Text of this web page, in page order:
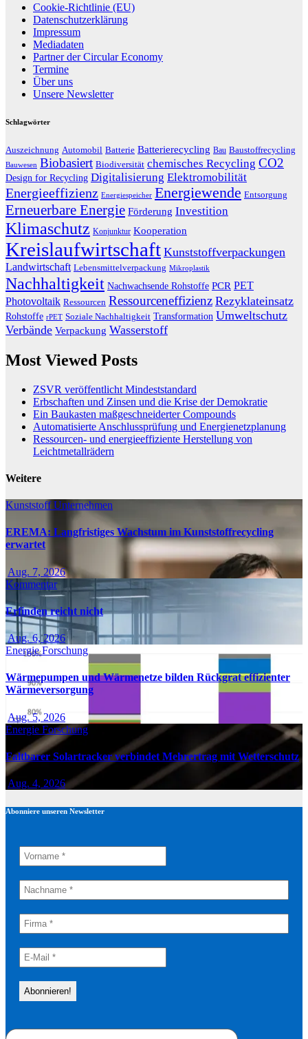
Cookie-Richtlinie (EU)
Datenschutzerklärung
Impressum
Mediadaten
Partner der Circular Economy
Termine
Über uns
Unsere Newsletter
Schlagwörter
Auszeichnung Automobil Batterie Batterierecycling Bau Baustoffrecycling
Bauwesen Biobasiert Biodiversität chemisches Recycling CO2
Design for Recycling Digitalisierung Elektromobilität
Energieeffizienz Energiespeicher Energiewende Entsorgung
Erneuerbare Energie Förderung Investition
Klimaschutz Konjunktur Kooperation
Kreislaufwirtschaft Kunststoffverpackungen
Landwirtschaft Lebensmittelverpackung Mikroplastik
Nachhaltigkeit Nachwachsende Rohstoffe PCR PET
Photovoltaik Ressourcen Ressourceneffizienz Rezyklateinsatz
Rohstoffe rPET Soziale Nachhaltigkeit Transformation Umweltschutz
Verbände Verpackung Wasserstoff
Most Viewed Posts
ZSVR veröffentlicht Mindeststandard
Erbschaften und Zinsen und die Krise der Demokratie
Ein Baukasten maßgeschneiderter Compounds
Automatisierte Anschlussprüfung und Energienetzplanung
Ressourcen- und energieeffiziente Herstellung von
Leichtmetallrädern
Weitere
KunststoffUnternehmen
EREMA: Langfristiges Wachstum im Kunststoffrecycling
erwartet
Aug. 7, 2026
Kommentar
Erfinden reicht nicht
Aug. 6, 2026
EnergieForschung
Wärmepumpen und Wärmenetze bilden Rückgrat effizienter
Wärmeversorgung
Aug. 5, 2026
Energie Forschung
Faltbarer Solartracker verbindet Mehrertrag mit Wetterschutz
Aug. 4, 2026
Abonniere unseren Newsletter